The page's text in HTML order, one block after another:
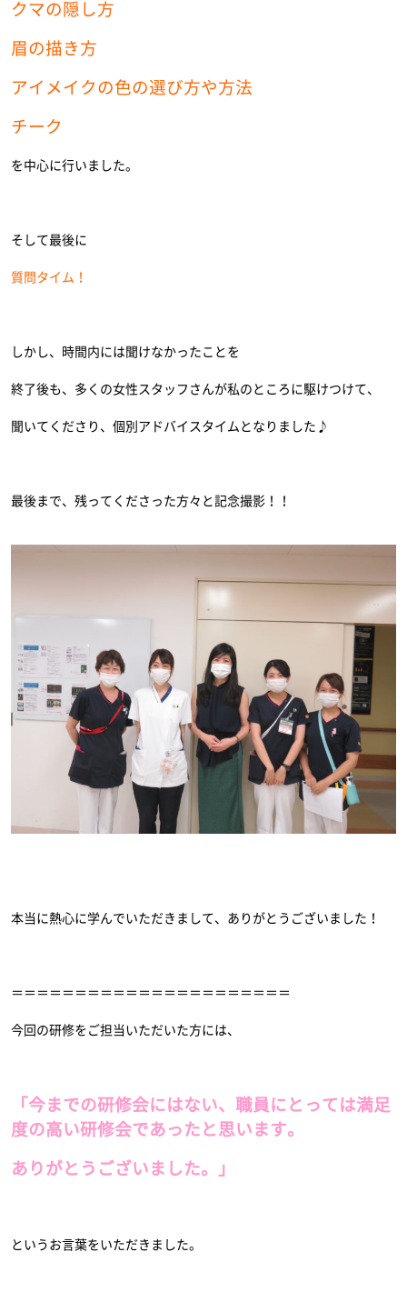
クマの隠し方
眉の描き方
アイメイクの色の選び方や方法
チーク
を中心に行いました。
そして最後に
質問タイム！
しかし、時間内には聞けなかったことを
終了後も、多くの女性スタッフさんが私のところに駆けつけて、
聞いてくださり、個別アドバイスタイムとなりました♪
最後まで、残ってくださった方々と記念撮影！！
本当に熱心に学んでいただきまして、ありがとうございました！
＝＝＝＝＝＝＝＝＝＝＝＝＝＝＝＝＝＝＝＝＝＝
今回の研修をご担当いただいた方には、
「今までの研修会にはない、職員にとっては満足
度の高い研修会であったと思います。
ありがとうございました。」
というお言葉をいただきました。